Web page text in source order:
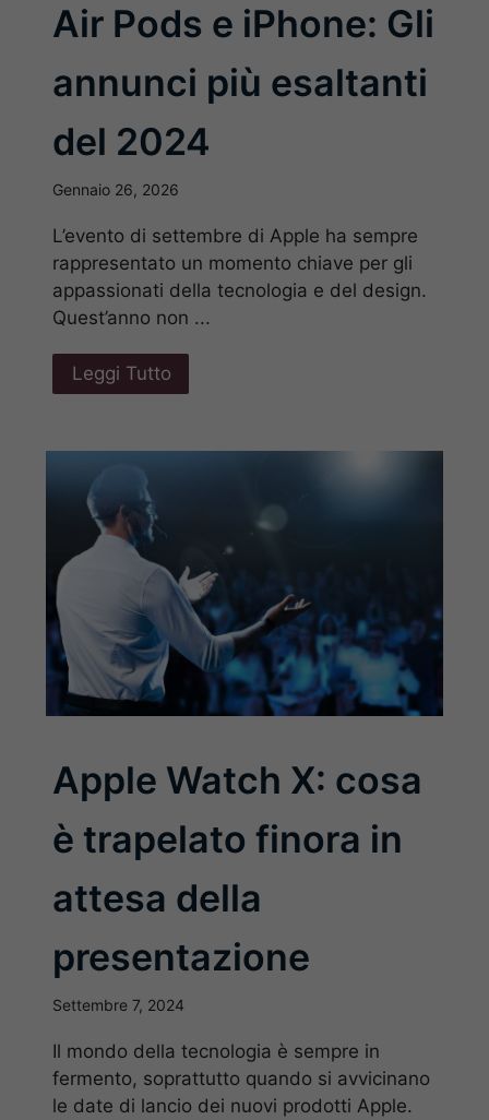
Air Pods e iPhone: Gli
annunci più esaltanti
del 2024
Gennaio 26, 2026
L’evento di settembre di Apple ha sempre
rappresentato un momento chiave per gli
appassionati della tecnologia e del design.
Quest’anno non ...
Leggi Tutto
Apple Watch X: cosa
è trapelato finora in
attesa della
presentazione
Settembre 7, 2024
Il mondo della tecnologia è sempre in
fermento, soprattutto quando si avvicinano
le date di lancio dei nuovi prodotti Apple.